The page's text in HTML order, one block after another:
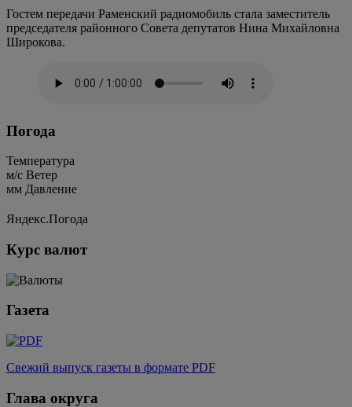
Гостем передачи Раменский радиомобиль стала заместитель
председателя районного Совета депутатов Нина Михайловна
Широкова.
Погода
Температура
м/c Ветер
мм Давление
Яндекс.Погода
Курс валют
Газета
Свежий выпуск газеты в формате PDF
Глава округа